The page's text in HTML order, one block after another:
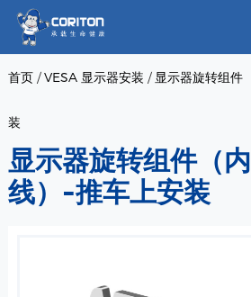
首页/VESA 显示器安装 / 显示器旋转组件
装
显示器旋转组件（
线）-推车上安装